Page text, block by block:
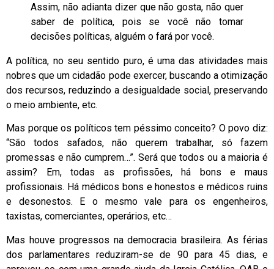
Assim, não adianta dizer que não gosta, não quer
saber de política, pois se você não tomar
decisões políticas, alguém o fará por você.
A política, no seu sentido puro, é uma das atividades mais
nobres que um cidadão pode exercer, buscando a otimização
dos recursos, reduzindo a desigualdade social, preservando
o meio ambiente, etc.
Mas porque os políticos tem péssimo conceito? O povo diz:
“São todos safados, não querem trabalhar, só fazem
promessas e não cumprem…”. Será que todos ou a maioria é
assim? Em, todas as profissões, há bons e maus
profissionais. Há médicos bons e honestos e médicos ruins
e desonestos. E o mesmo vale para os engenheiros,
taxistas, comerciantes, operários, etc…
Mas houve progressos na democracia brasileira. As férias
dos parlamentares reduziram-se de 90 para 45 dias, e